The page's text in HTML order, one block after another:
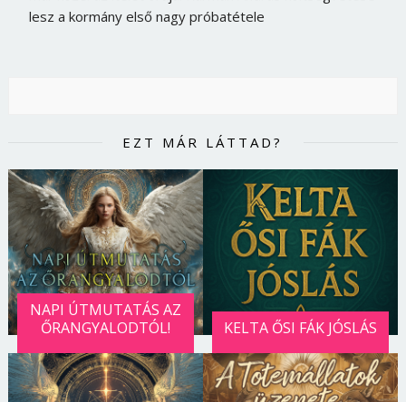
lesz a kormány első nagy próbatétele
EZT MÁR LÁTTAD?
NAPI ÚTMUTATÁS AZ
ŐRANGYALODTÓL!
KELTA ŐSI FÁK JÓSLÁS